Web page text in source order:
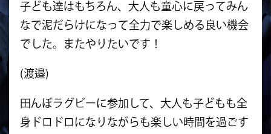
子ども達はもちろん、大人も童心に戻ってみん
なで泥だらけになって全力で楽しめる良い機会
でした。またやりたいです！
(渡邉)
田んぼラグビーに参加して、大人も子どもも全
身ドロドロになりながらも楽しい時間を過ごす